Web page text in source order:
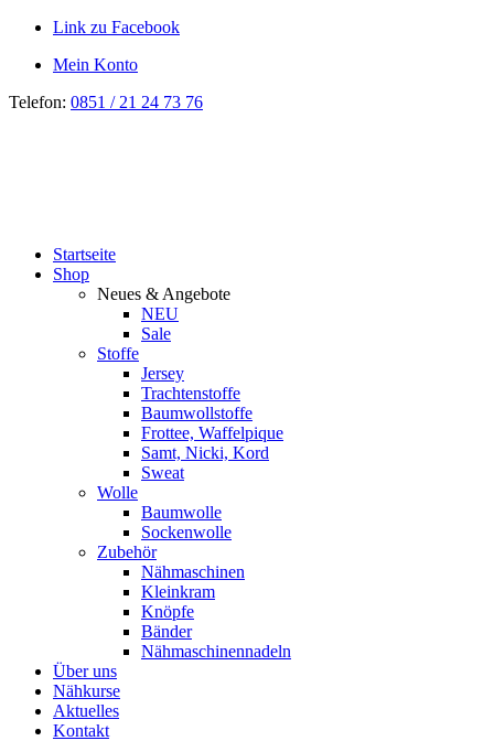
Link zu Facebook
Mein Konto
Telefon: 0851 / 21 24 73 76
Startseite
Shop
Neues & Angebote
NEU
Sale
Stoffe
Jersey
Trachtenstoffe
Baumwollstoffe
Frottee, Waffelpique
Samt, Nicki, Kord
Sweat
Wolle
Baumwolle
Sockenwolle
Zubehör
Nähmaschinen
Kleinkram
Knöpfe
Bänder
Nähmaschinennadeln
Über uns
Nähkurse
Aktuelles
Kontakt